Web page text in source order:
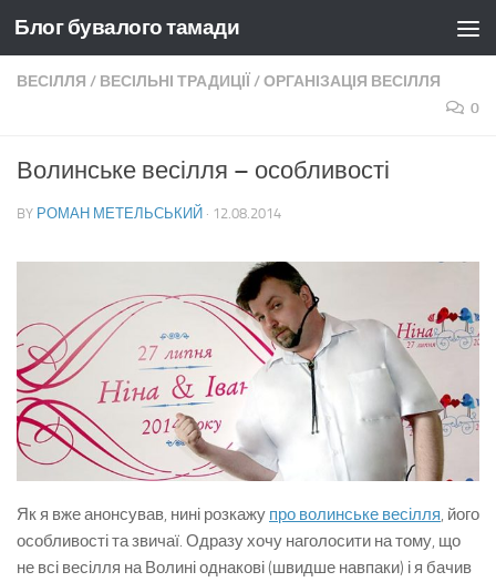
Skip to content
Блог бувалого тамади
ВЕСІЛЛЯ / ВЕСІЛЬНІ ТРАДИЦІЇ /ОРГАНІЗАЦІЯ ВЕСІЛЛЯ
0
Волинське весілля – особливості
BY РОМАН МЕТЕЛЬСЬКИЙ · 12.08.2014
Як я вже анонсував, нині розкажу про волинське весілля , його
особливості та звичаї. Одразу хочу наголосити на тому, що
не всі весілля на Волині однакові (швидше навпаки) і я бачив